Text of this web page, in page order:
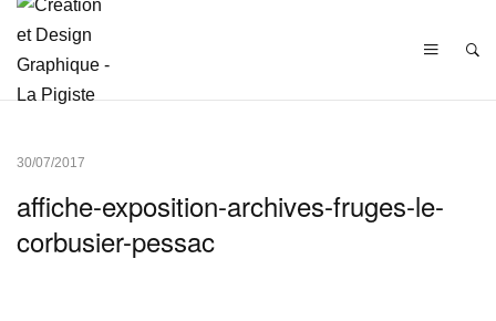
30/07/2017
affiche-exposition-archives-fruges-le-
corbusier-pessac